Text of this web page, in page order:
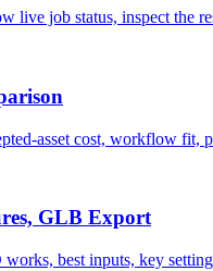
job status, inspect the
asset cost, workflow fit,
GLB Export
best inputs, key